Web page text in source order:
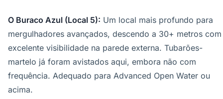
O Buraco Azul (Local 5): Um local mais profundo para
mergulhadores avançados, descendo a 30+ metros com
excelente visibilidade na parede externa. Tubarões-
martelo já foram avistados aqui, embora não com
frequência. Adequado para Advanced Open Water ou
acima.